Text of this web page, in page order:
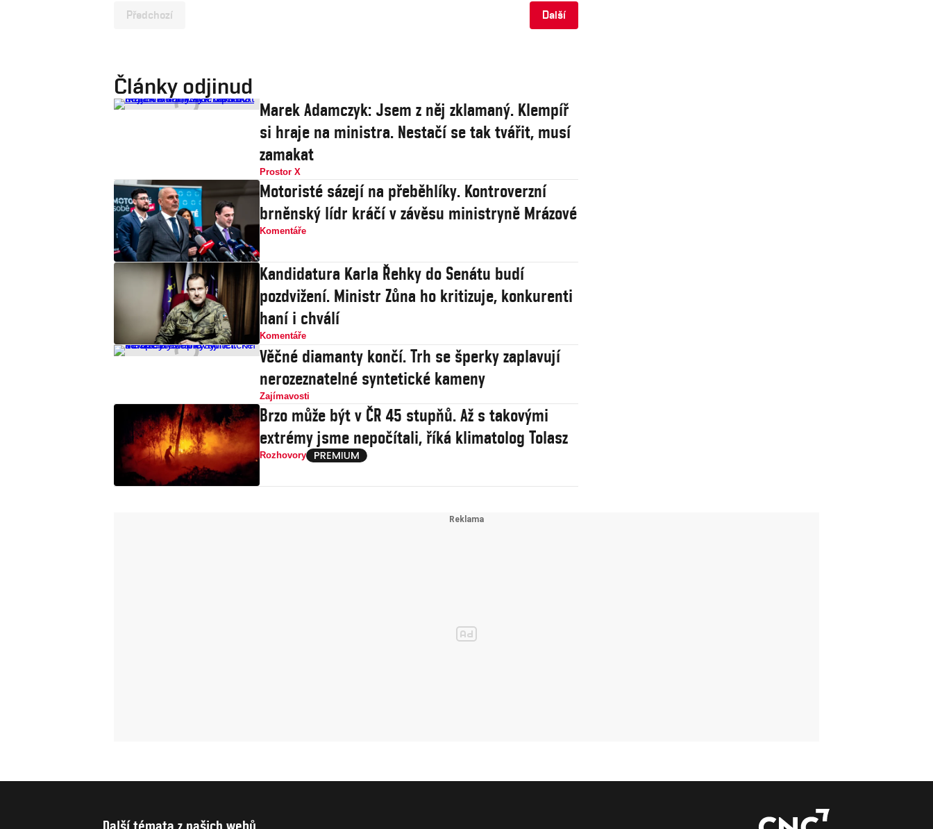
Předchozí Další
Články odjinud
Marek Adamczyk: Jsem z něj zklamaný. Klempíř
si hraje na ministra. Nestačí se tak tvářit, musí
zamakat
Prostor X
Motoristé sázejí na přeběhlíky. Kontroverzní
brněnský lídr kráčí v závěsu ministryně Mrázové
Komentáře
Kandidatura Karla Řehky do Senátu budí
pozdvižení. Ministr Zůna ho kritizuje, konkurenti
haní i chválí
Komentáře
Věčné diamanty končí. Trh se šperky zaplavují
nerozeznatelné syntetické kameny
Zajímavosti
Brzo může být v ČR 45 stupňů. Až s takovými
extrémy jsme nepočítali, říká klimatolog Tolasz
Rozhovory